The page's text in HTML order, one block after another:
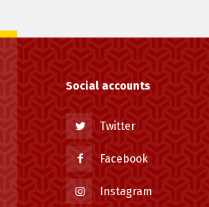
Social accounts
Twitter
Facebook
Instagram